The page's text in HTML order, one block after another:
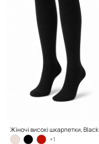
Жіночі високі шкарпетки, Black
+1